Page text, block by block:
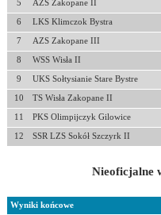
5 AZS Zakopane II
6 LKS Klimczok Bystra
7 AZS Zakopane III
8 WSS Wisła II
9 UKS Sołtysianie Stare Bystre
10 TS Wisła Zakopane II
11 PKS Olimpijczyk Gilowice
12 SSR LZS Sokół Szczyrk II
Nieoficjalne
Wyniki końcowe